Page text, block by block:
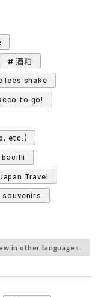
# 酒粕
lees shake
to go!
etc.)
Travel
souvenirs
in other languages